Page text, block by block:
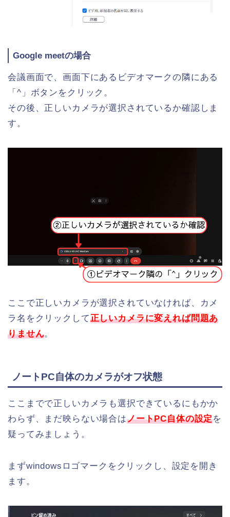
Google meetの場合
会議画面で、画面下にあるビデオマークの隣にある
「^」ボタンをクリック。
その後、正しいカメラが選択されているか確認しま
す。
ここで正しいカメラが選択されていなければ、カメ
ラ名をクリックして正しいカメラに変えれば問題あ
りません。
ノートPC自体のカメラがオフ状態
ここまでで正しいカメラも選択できているにもかか
わらず、まだ映らない場合はノートPC自体の設定を
疑ってみましょう。
まずwindowsロゴマークをクリックし、設定を開き
ます。